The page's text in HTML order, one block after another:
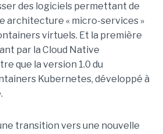
des logiciels permettant de
architecture « micro-services »
virtuels. Et la première
par la Cloud Native
que la version 1.0 du
Kubernetes, développé à
transition vers une nouvelle